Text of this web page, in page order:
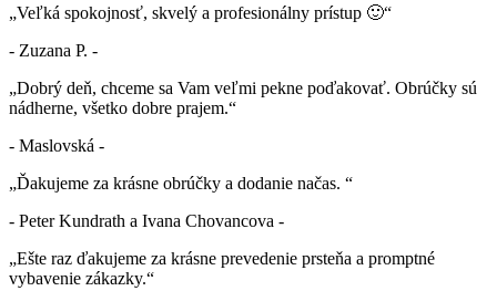
„Veľká spokojnosť, skvelý a profesionálny prístup 🙂“
- Zuzana P. -
„Dobrý deň, chceme sa Vam veľmi pekne poďakovať. Obrúčky sú
nádherne, všetko dobre prajem.“
- Maslovská -
„Ďakujeme za krásne obrúčky a dodanie načas. “
- Peter Kundrath a Ivana Chovancova -
„Ešte raz ďakujeme za krásne prevedenie prsteňa a promptné
vybavenie zákazky.“